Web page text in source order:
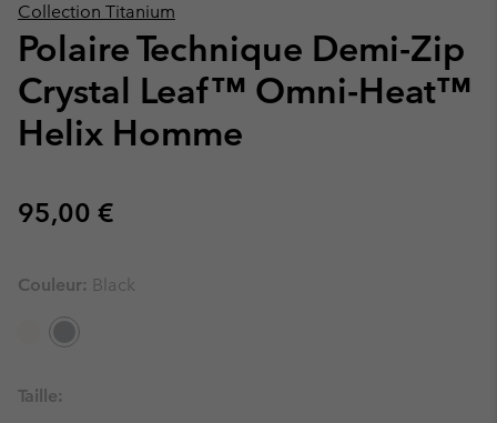
Collection Titanium
Polaire Technique Demi-Zip
Crystal Leaf™ Omni-Heat™
Helix Homme
Regular price:
95,00 €
Couleur: Black
Taille: